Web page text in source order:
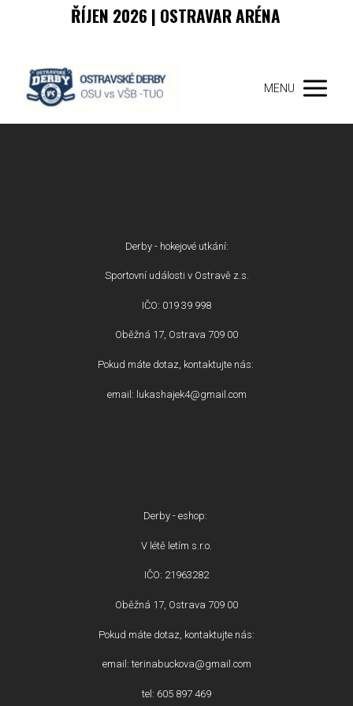
ŘÍJEN 2026 | OSTRAVAR ARÉNA
MENU
Derby - hokejové utkání:
Sportovní události v Ostravě z.s.
IČO: 019 39 998
Oběžná 17, Ostrava 709 00
Pokud máte dotaz, kontaktujte nás:
email: lukashajek4@gmail.com
Derby - eshop:
V létě letím s.r.o.
IČO: 21963282
Oběžná 17, Ostrava 709 00
Pokud máte dotaz, kontaktujte nás:
email: terinabuckova@gmail.com
tel: 605 897 469